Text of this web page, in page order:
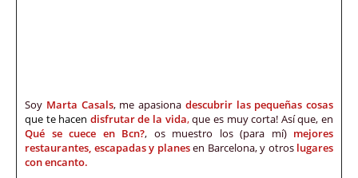
Soy Marta Casals, me apasiona descubrir las pequeñas cosas
que te hacen disfrutar de la vida,que es muy corta! Así que, en
Qué se cuece en Bcn?, os muestro los (para mí) mejores
restaurantes, escapadas y planesen Barcelona, y otros lugares
con encanto.